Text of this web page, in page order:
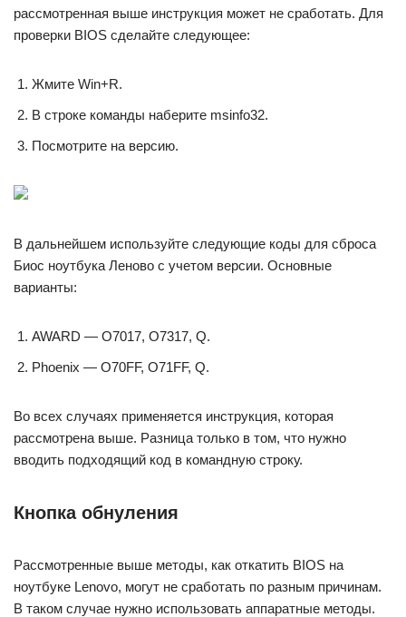
рассмотренная выше инструкция может не сработать. Для
проверки BIOS сделайте следующее:
Жмите Win+R.
В строке команды наберите msinfo32.
Посмотрите на версию.
В дальнейшем используйте следующие коды для сброса
Биос ноутбука Леново с учетом версии. Основные
варианты:
AWARD — О7017, O7317, Q.
Phoenix — O70FF, O71FF, Q.
Во всех случаях применяется инструкция, которая
рассмотрена выше. Разница только в том, что нужно
вводить подходящий код в командную строку.
Кнопка обнуления
Рассмотренные выше методы, как откатить BIOS на
ноутбуке Lenovo, могут не сработать по разным причинам.
В таком случае нужно использовать аппаратные методы.